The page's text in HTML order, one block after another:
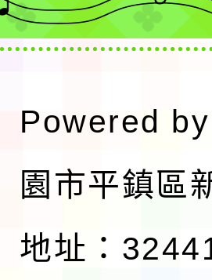
Powered by
園市平鎮區
地址：